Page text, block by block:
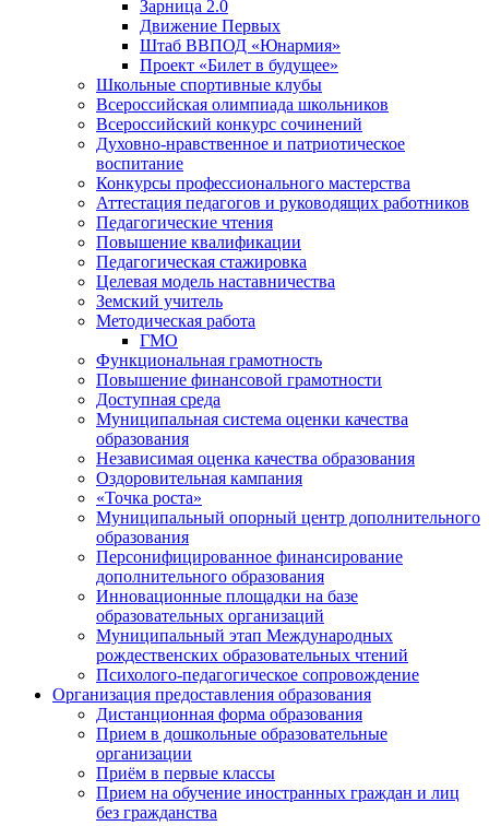
Зарница 2.0
Движение Первых
Штаб ВВПОД «Юнармия»
Проект «Билет в будущее»
Школьные спортивные клубы
Всероссийская олимпиада школьников
Всероссийский конкурс сочинений
Духовно-нравственное и патриотическое
воспитание
Конкурсы профессионального мастерства
Аттестация педагогов и руководящих работников
Педагогические чтения
Повышение квалификации
Педагогическая стажировка
Целевая модель наставничества
Земский учитель
Методическая работа
ГМО
Функциональная грамотность
Повышение финансовой грамотности
Доступная среда
Муниципальная система оценки качества
образования
Независимая оценка качества образования
Оздоровительная кампания
«Точка роста»
Муниципальный опорный центр дополнительного
образования
Персонифицированное финансирование
дополнительного образования
Инновационные площадки на базе
образовательных организаций
Муниципальный этап Международных
рождественских образовательных чтений
Психолого-педагогическое сопровождение
Организация предоставления образования
Дистанционная форма образования
Прием в дошкольные образовательные
организации
Приём в первые классы
Прием на обучение иностранных граждан и лиц
без гражданства